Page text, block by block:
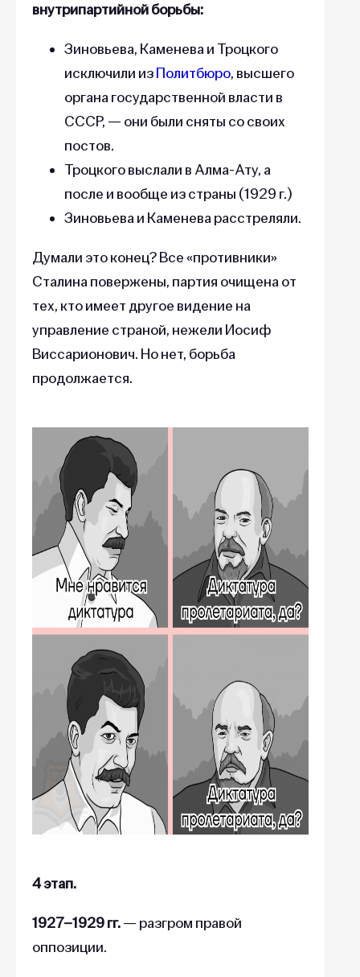
внутрипартийной борьбы:
Зиновьева, Каменева и Троцкого
исключили изПолитбюро, высшего
органа государственной власти в
СССР, — они были сняты со своих
постов.
Троцкого выслали в Алма-Ату, а
после и вообще из страны (1929 г.)
Зиновьева и Каменева расстреляли.
Думали это конец? Все «противники»
Сталина повержены, партия очищена от
тех, кто имеет другое видение на
управление страной, нежели Иосиф
Виссарионович. Но нет, борьба
продолжается.
4 этап.
1927–1929 гг.— разгром правой
оппозиции.